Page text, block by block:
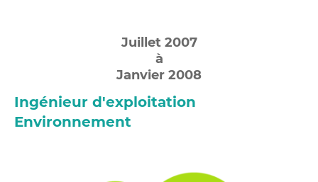
Juillet 2007
à
Janvier 2008
Ingénieur d'exploitation
Environnement